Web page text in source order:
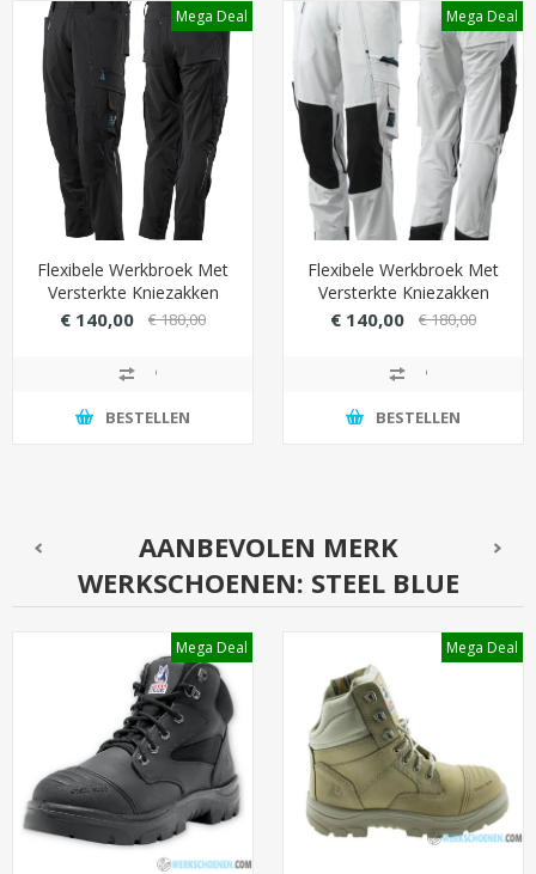
Mega Deal
Flexibele Werkbroek Met
Versterkte Kniezakken
(Cordura) - Zwart
€ 140,00 € 180,00
BESTELLEN
Mega Deal
Flexibele Werkbroek Met
Versterkte Kniezakken
(Cordura) - Wit
€ 140,00 € 180,00
BESTELLEN
AANBEVOLEN MERK
WERKSCHOENEN: STEEL BLUE
Mega Deal Mega Deal